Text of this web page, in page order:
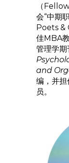
（
会“中期
Poets &
佳MBA
管理学
and
编，并
员。